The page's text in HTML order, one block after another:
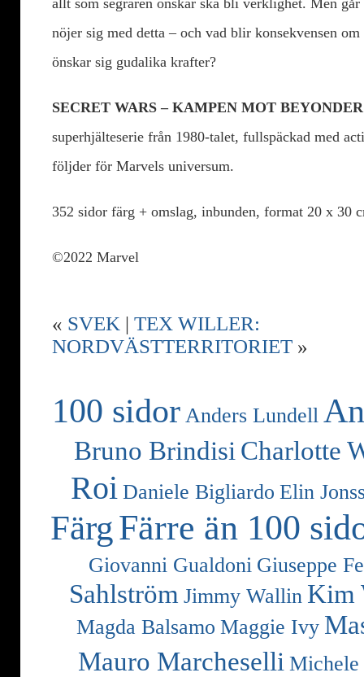
allt som segraren önskar ska bli verklighet. Men
nöjer sig med detta – och vad blir konsekvensen
önskar sig gudalika krafter?
SECRET WARS – KAMPEN MOT BEYONDER
superhjälteserie från 1980-talet, fullspäckad med
följder för Marvels universum.
352 sidor färg + omslag, inbunden, format 20 x 30
©2022 Marvel
« SVEK | TEX WILLER:
NORDVÄSTTERRITORIET »
100 sidor Anders Lundell
Bruno Brindisi Charlotte
Roi Daniele Bigliardo Elin
FärgFärre än 100
Giovanni Gualdoni Giuseppe
Sahlström Jimmy Wallin Kim
Magda Balsamo Maggie Ivy
Mauro Marcheselli Michele